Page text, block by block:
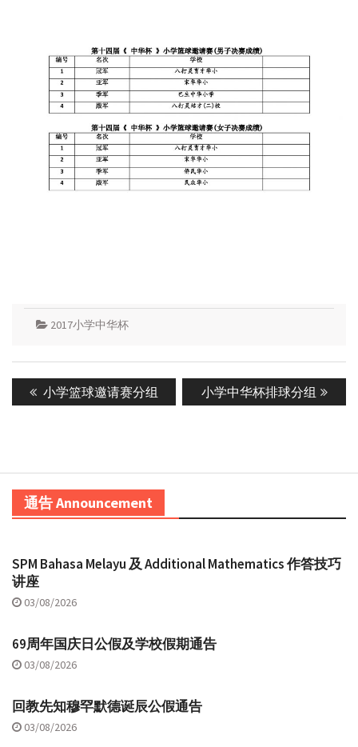
2017小学中华杯
Post
navigation
Previous
post:
小学篮球邀请赛分组
Next
post:
小学中华杯排球分组
通告 Announcement
SPM Bahasa Melayu 及 Additional Mathematics 作答技巧
讲座
03/08/2026
69周年国庆日公假及学校假期通告
03/08/2026
回教先知穆罕默德诞辰公假通告
03/08/2026